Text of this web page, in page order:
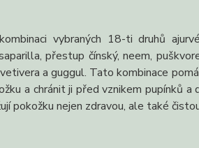
vybraných 18-ti druhů
přestup čínský, neem,
a guggul. Tato kombinace
a chránit ji před vznikem pupínků a
pokožku nejen zdravou, ale také